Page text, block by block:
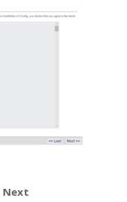
Next